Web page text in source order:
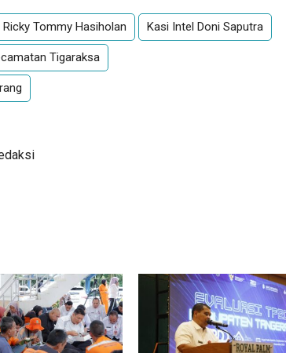
Ricky Tommy Hasiholan Kasi Intel Doni Saputra
Tigaraksa